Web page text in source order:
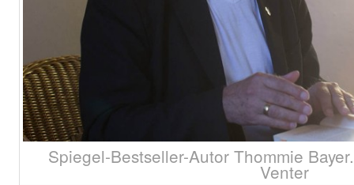
Spiegel-Bestseller-Autor Thommie
Venter